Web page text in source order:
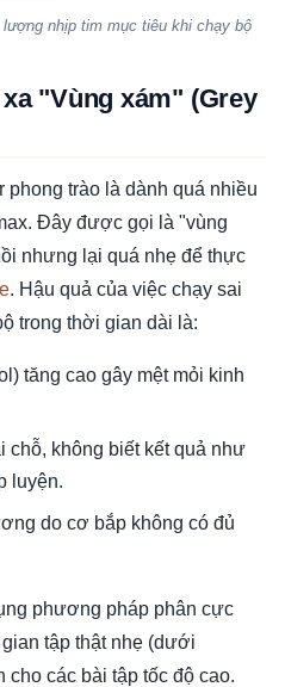
nhịp tim mục tiêu khi chạy bộ
"Vùng xám" (Grey
phong trào là dành quá nhiều
Đây được gọi là "vùng
nhưng lại quá nhẹ để thực
. Hậu quả của việc chạy sai
trong thời gian dài là:
tăng cao gây mệt mỏi kinh
chỗ, không biết kết quả như
luyện.
do cơ bắp không có đủ
phương pháp phân cực
tập thật nhẹ (dưới
cho các bài tập tốc độ cao.